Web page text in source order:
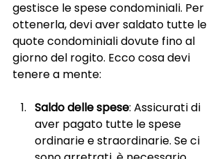
gestisce le spese condominiali. Per
ottenerla, devi aver saldato tutte le
quote condominiali dovute fino al
giorno del rogito. Ecco cosa devi
tenere a mente:
Saldo delle spese: Assicurati di
aver pagato tutte le spese
ordinarie e straordinarie. Se ci